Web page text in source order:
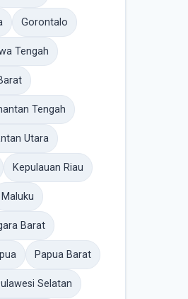
Gorontalo
Tengah
Tengah
Utara
Kepulauan Riau
Maluku
Barat
Papua Barat
Selatan